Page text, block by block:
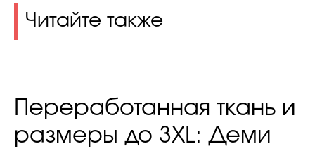
Читайте также
Переработанная ткань и
размеры до 3XL: Деми